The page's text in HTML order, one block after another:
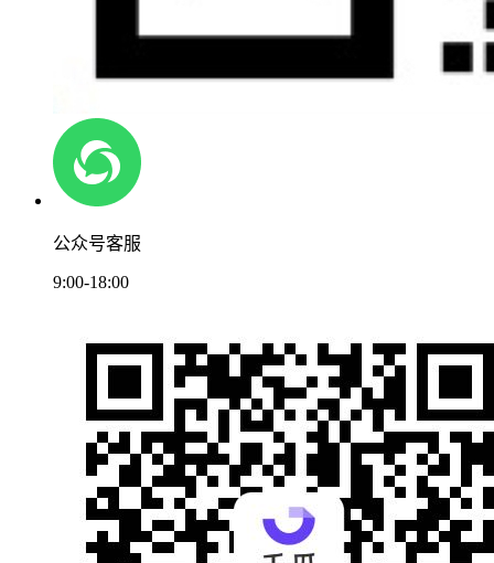
公众号客服
9:00-18:00